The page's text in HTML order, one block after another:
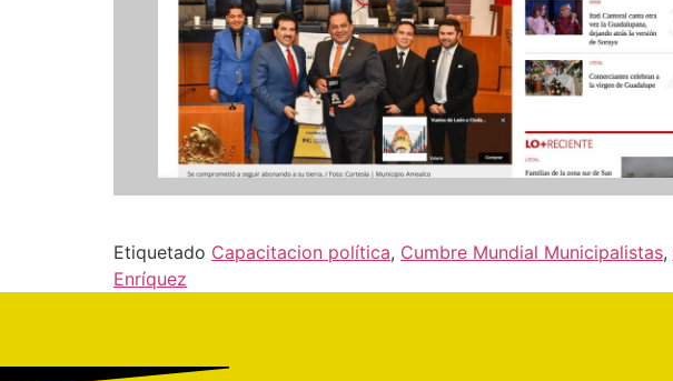
Etiquetado Capacitacion política, Cumbre Mundial Municipalistas,
Enríquez